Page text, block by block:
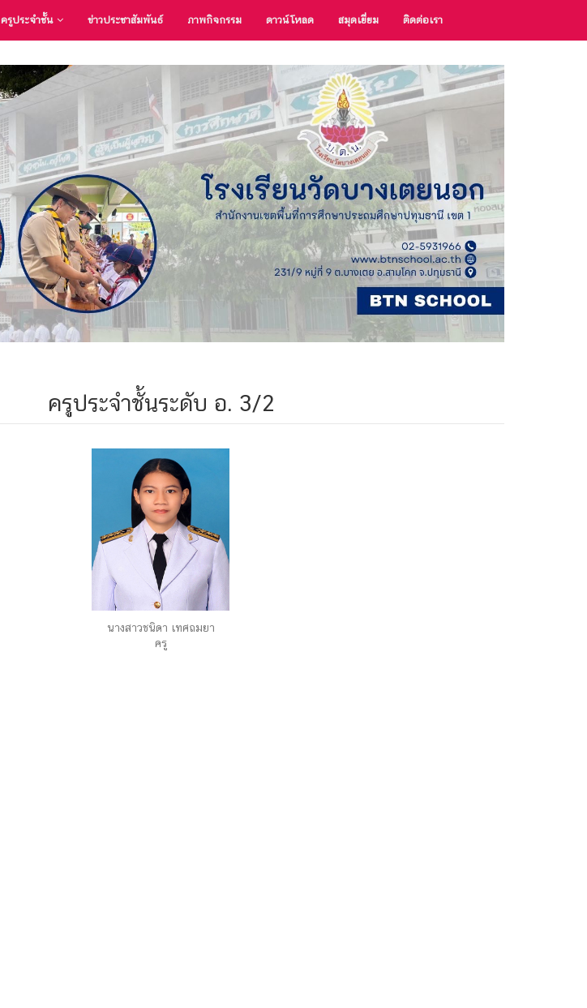
ครูประจำชั้น ข่าวประชาสัมพันธ์ ภาพกิจกรรม ดาวน์โหลด สมุดเยี่ยม ติดต่อเรา
ครูประจำชั้นระดับ อ. 3/2
นางสาวชนิดา เทศถมยา
ครู